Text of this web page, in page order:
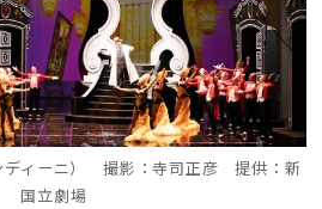
ディーニ） 撮影：寺司正彦 提供：新
国立劇場